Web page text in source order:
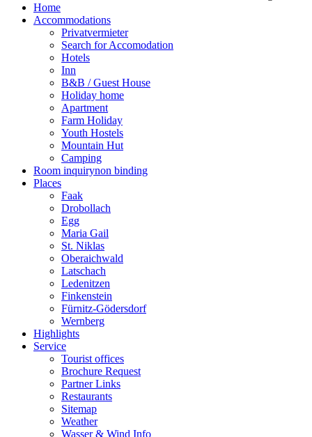
Home
Accommodations
Privatvermieter
Search for Accomodation
Hotels
Inn
B&B / Guest House
Holiday home
Apartment
Farm Holiday
Youth Hostels
Mountain Hut
Camping
Room inquirynon binding
Places
Faak
Drobollach
Egg
Maria Gail
St. Niklas
Oberaichwald
Latschach
Ledenitzen
Finkenstein
Fürnitz-Gödersdorf
Wernberg
Highlights
Service
Tourist offices
Brochure Request
Partner Links
Restaurants
Sitemap
Weather
Wasser & Wind Info